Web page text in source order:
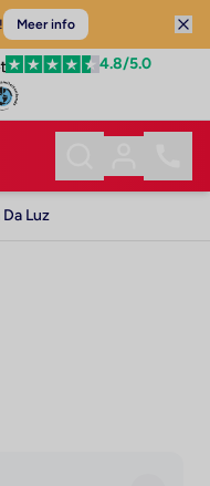
Meer info
4.8/5.0
Da Luz